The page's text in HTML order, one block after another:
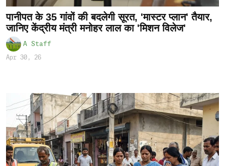
पानीपत के 35 गांवों की बदलेगी सूरत, 'मास्टर प्लान' तैयार,
जानिए केंद्रीय मंत्री मनोहर लाल का 'मिशन विलेज'
A Staff
Apr 30, 26